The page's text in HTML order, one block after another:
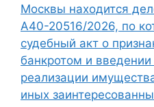
Москвы находится
А40-20516/2026, по
судебный акт о
банкротом и
реализации
иных